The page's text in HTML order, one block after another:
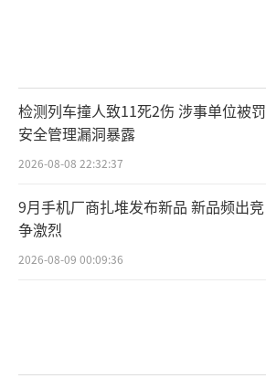
检测列车撞人致11死2伤 涉事单位被罚
安全管理漏洞暴露
2026-08-08 22:32:37
9月手机厂商扎堆发布新品 新品频出竞
争激烈
2026-08-09 00:09:36